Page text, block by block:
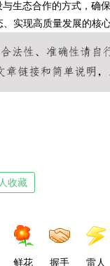
生态合作的方式，确
实现高质量发展的核
收藏
鲜花 握手 雷人